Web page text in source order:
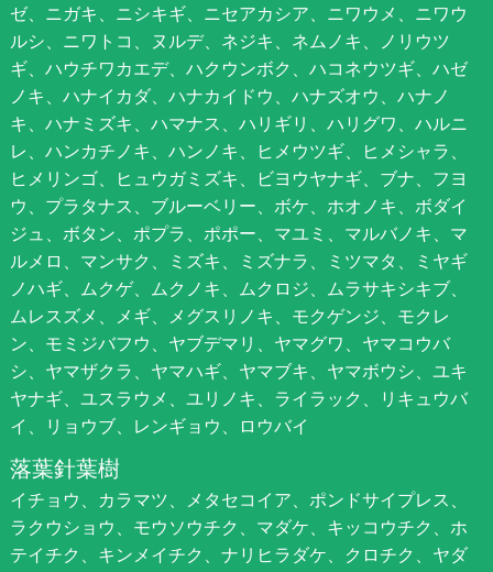
ゼ、ニガキ、ニシキギ、ニセアカシア、ニワウメ、ニワウ
ルシ、ニワトコ、ヌルデ、ネジキ、ネムノキ、ノリウツ
ギ、ハウチワカエデ、ハクウンボク、ハコネウツギ、ハゼ
ノキ、ハナイカダ、ハナカイドウ、ハナズオウ、ハナノ
キ、ハナミズキ、ハマナス、ハリギリ、ハリグワ、ハルニ
レ、ハンカチノキ、ハンノキ、ヒメウツギ、ヒメシャラ、
ヒメリンゴ、ヒュウガミズキ、ビヨウヤナギ、ブナ、フヨ
ウ、プラタナス、ブルーベリー、ボケ、ホオノキ、ボダイ
ジュ、ボタン、ポプラ、ポポー、マユミ、マルバノキ、マ
ルメロ、マンサク、ミズキ、ミズナラ、ミツマタ、ミヤギ
ノハギ、ムクゲ、ムクノキ、ムクロジ、ムラサキシキブ、
ムレスズメ、メギ、メグスリノキ、モクゲンジ、モクレ
ン、モミジバフウ、ヤブデマリ、ヤマグワ、ヤマコウバ
シ、ヤマザクラ、ヤマハギ、ヤマブキ、ヤマボウシ、ユキ
ヤナギ、ユスラウメ、ユリノキ、ライラック、リキュウバ
イ、リョウブ、レンギョウ、ロウバイ
落葉針葉樹
イチョウ、カラマツ、メタセコイア、ポンドサイプレス、
ラクウショウ、モウソウチク、マダケ、キッコウチク、ホ
テイチク、キンメイチク、ナリヒラダケ、クロチク、ヤダ